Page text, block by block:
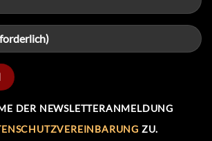
DER NEWSLETTERANMELDUNG
ZU.